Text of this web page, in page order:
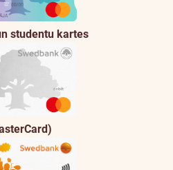
studentu kartes